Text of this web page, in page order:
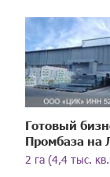
Готовый
Промбаза на
2 га (4,4 тыс.